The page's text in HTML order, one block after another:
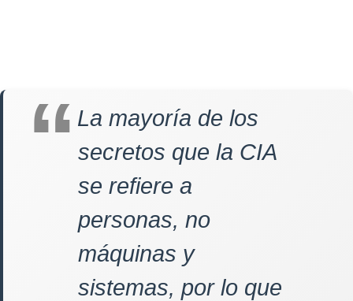
La mayoría de los
secretos que la CIA
se refiere a
personas, no
máquinas y
sistemas, por lo que